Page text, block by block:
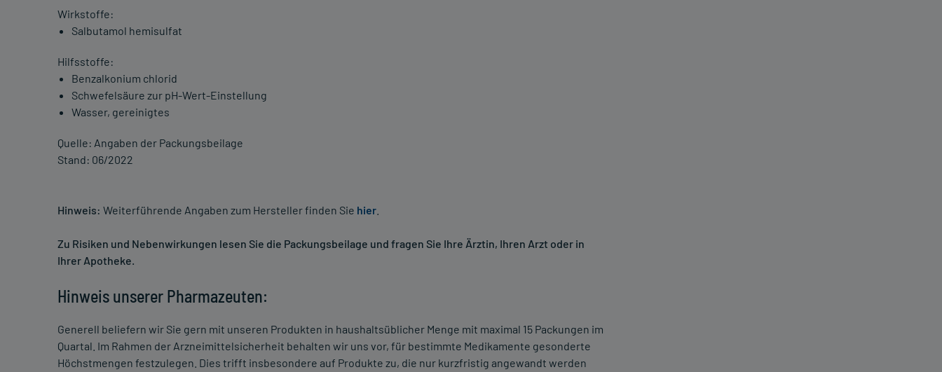
Wirkstoffe:
Salbutamol hemisulfat
Hilfsstoffe:
Benzalkonium chlorid
Schwefelsäure zur pH-Wert-Einstellung
Wasser, gereinigtes
Quelle: Angaben der Packungsbeilage
Stand: 06/2022
Hinweis: Weiterführende Angaben zum Hersteller finden Sie hier
Zu Risiken und Nebenwirkungen lesen Sie die Packungsbeilage und fragen Sie Ihre Ärztin, Ihren Arzt oder in
Ihrer Apotheke.
Hinweis unserer Pharmazeuten:
Generell beliefern wir Sie gern mit unseren Produkten in haushaltsüblicher Menge mit maximal 15 Packungen im
Quartal. Im Rahmen der Arzneimittelsicherheit behalten wir uns vor, für bestimmte Medikamente gesonderte
Höchstmengen festzulegen. Dies trifft insbesondere auf Produkte zu, die nur kurzfristig angewandt werden